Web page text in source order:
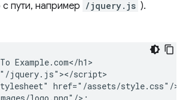
с пути, например /jquery.js ).
Example.com</h1>
jquery.js"></script>
href="/assets/style.css"/>